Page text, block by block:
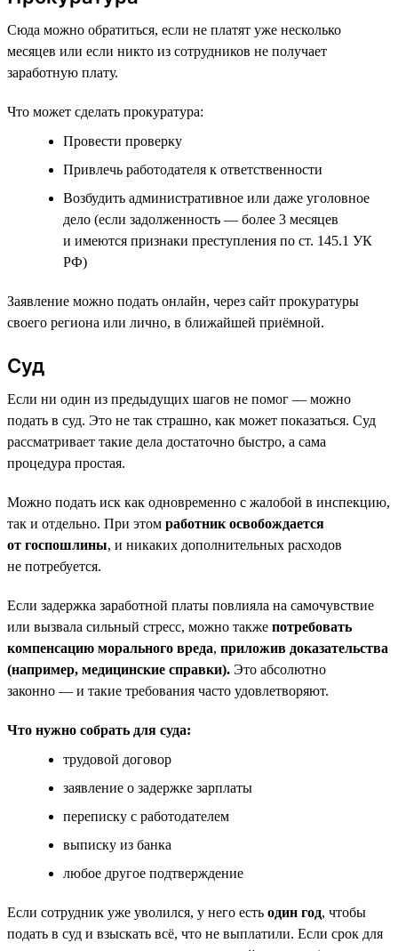
Сюда можно обратиться, если не платят уже несколько
месяцев или если никто из сотрудников не получает
заработную плату.
Что может сделать прокуратура:
Провести проверку
Привлечь работодателя к ответственности
Возбудить административное или даже уголовное
дело (если задолженность — более 3 месяцев
и имеются признаки преступления по ст. 145.1 УК
РФ)
Заявление можно подать онлайн, через сайт прокуратуры
своего региона или лично, в ближайшей приёмной.
Суд
Если ни один из предыдущих шагов не помог — можно
подать в суд. Это не так страшно, как может показаться. Суд
рассматривает такие дела достаточно быстро, а сама
процедура простая.
Можно подать иск как одновременно с жалобой в инспекцию,
так и отдельно. При этом работник освобождается
от госпошлины, и никаких дополнительных расходов
не потребуется.
Если задержка заработной платы повлияла на самочувствие
или вызвала сильный стресс, можно также потребовать
компенсацию морального вреда, приложив доказательства
(например, медицинские справки). Это абсолютно
законно — и такие требования часто удовлетворяют.
Что нужно собрать для суда:
трудовой договор
заявление о задержке зарплаты
переписку с работодателем
выписку из банка
любое другое подтверждение
Если сотрудник уже уволился, у него есть один год, чтобы
подать в суд и взыскать всё, что не выплатили. Если срок для